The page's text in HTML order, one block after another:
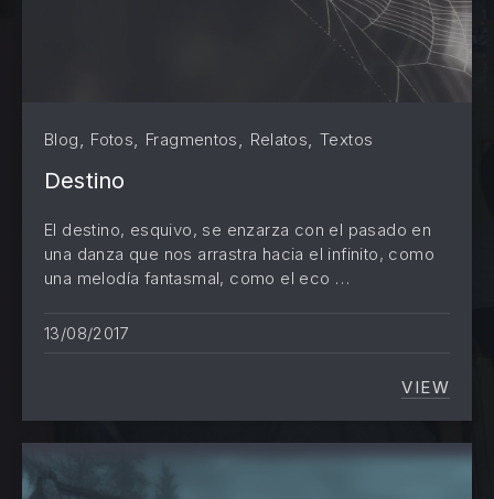
Blog Fotos Fragmentos Relatos Textos
Destino
El destino, esquivo, se enzarza con el pasado en
una danza que nos arrastra hacia el infinito, como
una melodía fantasmal, como el eco …
13/08/2017
VIEW